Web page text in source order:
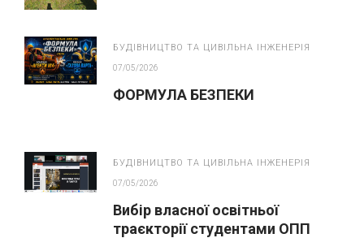
БУДІВНИЦТВО ТА ЦИВІЛЬНА ІНЖЕНЕРІЯ
07/05/2026
ФОРМУЛА БЕЗПЕКИ
БУДІВНИЦТВО ТА ЦИВІЛЬНА ІНЖЕНЕРІЯ
07/05/2026
Вибір власної освітньої
траєкторії студентами ОПП